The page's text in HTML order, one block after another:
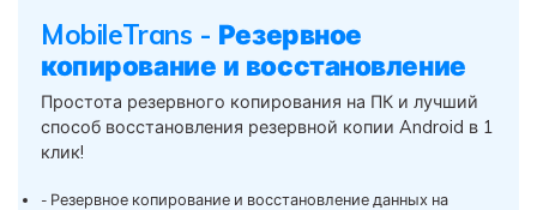
MobileTrans - Резервное
копирование и восстановление
Простота резервного копирования на ПК и лучший
способ восстановления резервной копии Android в 1
клик!
- Резервное копирование и восстановление данных на